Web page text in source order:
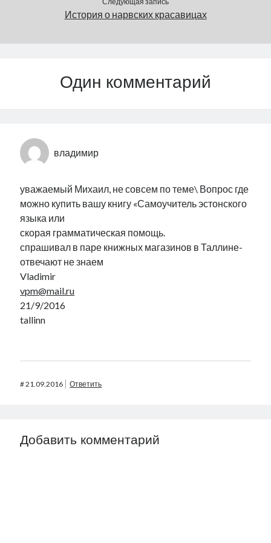
История о нарвских красавицах
Один комментарий
владимир
уважаемый Михаил, не совсем по теме\ Вопрос где
можно купить вашу книгу «Самоучитель эстонского
языка или
скорая грамматическая помощь.
спрашивал в паре книжных магазинов в Таллине-
отвечают не знаем
Vladimir
vpm@mail.ru
21/9/2016
tallinn
#21.09.2016 Ответить
Добавить комментарий